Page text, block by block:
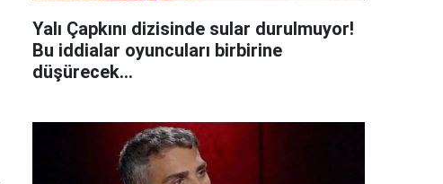
Yalı Çapkını dizisinde sular durulmuyor!
Bu iddialar oyuncuları birbirine
düşürecek...